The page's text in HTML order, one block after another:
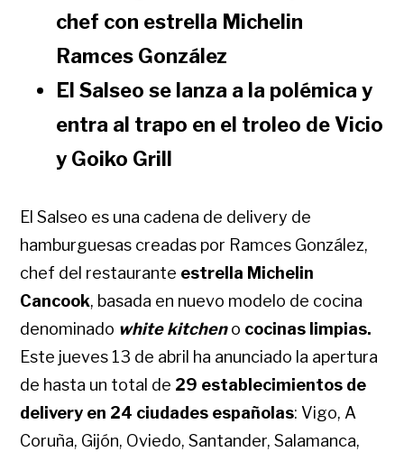
chef con estrella Michelin
Ramces González
El Salseo se lanza a la polémica y
entra al trapo en el troleo de Vicio
y Goiko Grill
El Salseo es una cadena de delivery de
hamburguesas creadas por Ramces González,
chef del restaurante estrella Michelin
Cancook, basada en nuevo modelo de cocina
denominado white kitchen o cocinas limpias.
Este jueves 13 de abril ha anunciado la apertura
de hasta un total de 29 establecimientos de
delivery en 24 ciudades españolas: Vigo, A
Coruña, Gijón, Oviedo, Santander, Salamanca,